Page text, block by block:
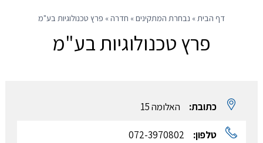
דף הבית» נבחרת המתקינים» חדרה» פרץ טכנולוגיות בע"מ
פרץ טכנולוגיות בע"מ
כתובת: האלומה 15
טלפון: 072-3970802